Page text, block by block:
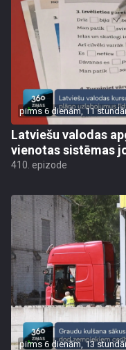
pirms 6 dienām, 11
Latviešu valodas
vienotas sistēmas
410. epizode
pirms 6 dienām, 13